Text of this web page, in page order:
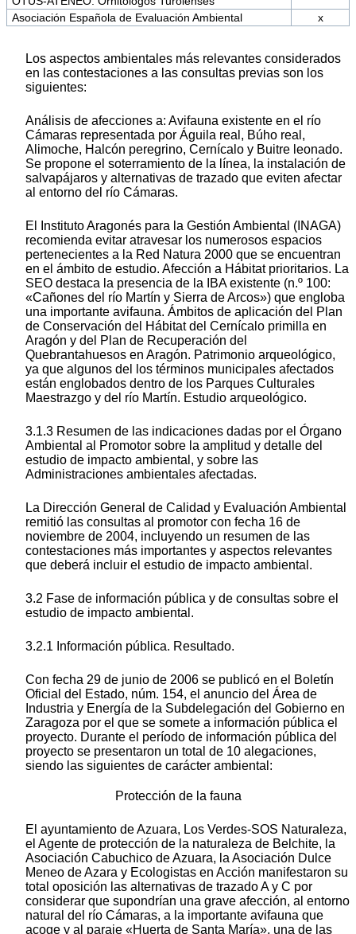
Asociación Española de Evaluación Ambiental
x
Los aspectos ambientales más relevantes considerados
en las contestaciones a las consultas previas son los
siguientes:
Análisis de afecciones a: Avifauna existente en el río
Cámaras representada por Águila real, Búho real,
Alimoche, Halcón peregrino, Cernícalo y Buitre leonado.
Se propone el soterramiento de la línea, la instalación de
salvapájaros y alternativas de trazado que eviten afectar
al entorno del río Cámaras.
El Instituto Aragonés para la Gestión Ambiental (INAGA)
recomienda evitar atravesar los numerosos espacios
pertenecientes a la Red Natura 2000 que se encuentran
en el ámbito de estudio. Afección a Hábitat prioritarios. La
SEO destaca la presencia de la IBA existente (n.º 100:
«Cañones del río Martín y Sierra de Arcos») que engloba
una importante avifauna. Ámbitos de aplicación del Plan
de Conservación del Hábitat del Cernícalo primilla en
Aragón y del Plan de Recuperación del
Quebrantahuesos en Aragón. Patrimonio arqueológico,
ya que algunos del los términos municipales afectados
están englobados dentro de los Parques Culturales
Maestrazgo y del río Martín. Estudio arqueológico.
3.1.3 Resumen de las indicaciones dadas por el Órgano
Ambiental al Promotor sobre la amplitud y detalle del
estudio de impacto ambiental, y sobre las
Administraciones ambientales afectadas.
La Dirección General de Calidad y Evaluación Ambiental
remitió las consultas al promotor con fecha 16 de
noviembre de 2004, incluyendo un resumen de las
contestaciones más importantes y aspectos relevantes
que deberá incluir el estudio de impacto ambiental.
3.2 Fase de información pública y de consultas sobre el
estudio de impacto ambiental.
3.2.1 Información pública. Resultado.
Con fecha 29 de junio de 2006 se publicó en el Boletín
Oficial del Estado, núm. 154, el anuncio del Área de
Industria y Energía de la Subdelegación del Gobierno en
Zaragoza por el que se somete a información pública el
proyecto. Durante el período de información pública del
proyecto se presentaron un total de 10 alegaciones,
siendo las siguientes de carácter ambiental:
Protección de la fauna
El ayuntamiento de Azuara, Los Verdes-SOS Naturaleza,
el Agente de protección de la naturaleza de Belchite, la
Asociación Cabuchico de Azuara, la Asociación Dulce
Meneo de Azara y Ecologistas en Acción manifestaron su
total oposición las alternativas de trazado A y C por
considerar que supondrían una grave afección, al entorno
natural del río Cámaras, a la importante avifauna que
acoge y al paraje «Huerta de Santa María», una de las